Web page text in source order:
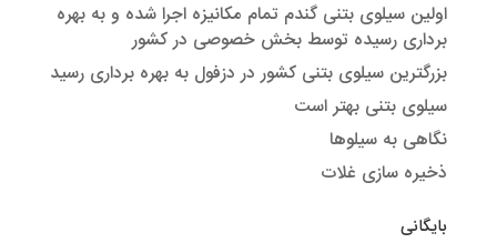
اولین سیلوی بتنی گندم تمام مکانیزه اجرا شده و به بهره
برداری رسیده توسط بخش خصوصی در کشور
بزرگترین سیلوی بتنی کشور در دزفول به بهره برداری رسید
سیلوی بتنی بهتر است
نگاهی به سیلوها
ذخیره سازی غلات
بایگانی